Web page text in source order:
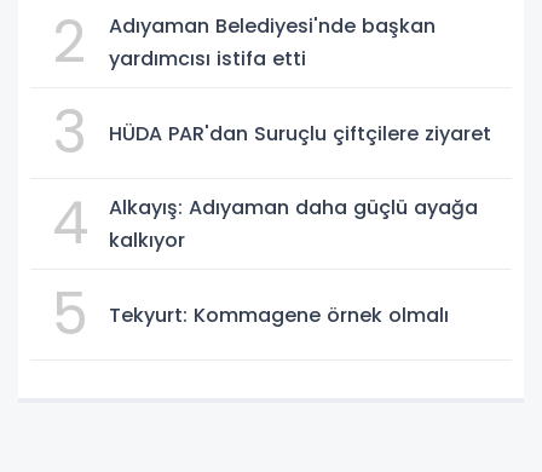
2
Adıyaman Belediyesi'nde başkan
yardımcısı istifa etti
3 HÜDA PAR'dan Suruçlu çiftçilere ziyaret
4
Alkayış: Adıyaman daha güçlü ayağa
kalkıyor
5 Tekyurt: Kommagene örnek olmalı